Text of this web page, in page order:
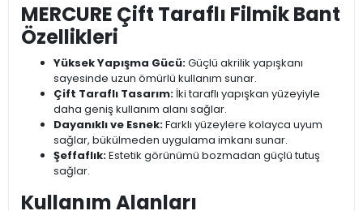
MERCURE Çift Taraflı Filmik Bant
Özellikleri
Yüksek Yapışma Gücü:Güçlü akrilik yapışkanı
sayesinde uzun ömürlü kullanım sunar.
Çift Taraflı Tasarım: İki taraflı yapışkan yüzeyiyle
daha geniş kullanım alanı sağlar.
Dayanıklı ve Esnek:Farklı yüzeylere kolayca uyum
sağlar, bükülmeden uygulama imkanı sunar.
Şeffaflık:Estetik görünümü bozmadan güçlü tutuş
sağlar.
Kullanım Alanları